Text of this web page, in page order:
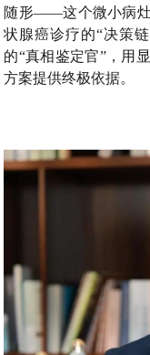
随形——这个微小病灶
状腺癌诊疗的“决策
的“真相鉴定官”，用
方案提供终极依据。